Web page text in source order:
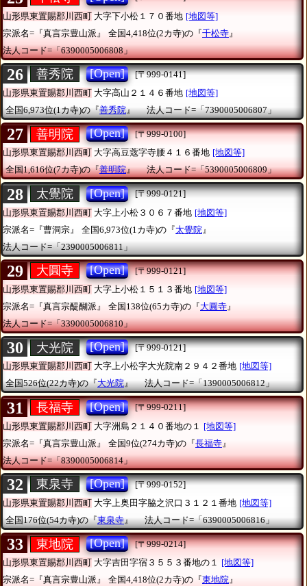
山形県東置賜郡川西町 大字下小松１７０番地 [地図等]
宗派名=『真言宗豊山派』
全国4,418位(2カ寺)の『千松寺 』
法人コード=「6390005006808」
26 善秀院 [Open]
[〒999-0141]
山形県東置賜郡川西町 大字高山２１４６番地 [地図等]
全国6,973位(1カ寺)の『善秀院』 法人コード=「7390005006807」
27 善明院 [Open]
[〒999-0100]
山形県東置賜郡川西町 大字高豆蔲字寺腰４１６番地 [地図等]
全国1,616位(7カ寺)の『善明院』 法人コード=「5390005006809」
28 太覺院 [Open]
[〒999-0121]
山形県東置賜郡川西町 大字上小松３０６７番地 [地図等]
宗派名=『曹洞宗』
全国6,973位(1カ寺)の『太覺院 』
法人コード=「2390005006811」
29 大圓寺 [Open]
[〒999-0121]
山形県東置賜郡川西町 大字上小松１５１３番地 [地図等]
宗派名=『真言宗醍醐派』
全国138位(65カ寺)の『大圓寺 』
法人コード=「3390005006810」
30 大光院 [Open]
[〒999-0121]
山形県東置賜郡川西町 大字上小松字大光院南２９４２番地 [地図等]
全国526位(22カ寺)の『大光院』 法人コード=「1390005006812」
31 長福寺 [Open]
[〒999-0211]
山形県東置賜郡川西町 大字洲島２１４０番地の１
[地図等]
宗派名=『真言宗豊山派』
全国9位(274カ寺)の『長福寺 』
法人コード=「8390005006814」
32 東泉寺 [Open]
[〒999-0152]
山形県東置賜郡川西町 大字上奥田字脇之沢口３１２１番地 [地図等]
全国176位(54カ寺)の『東泉寺』 法人コード=「6390005006816」
33 東地院 [Open]
[〒999-0214]
山形県東置賜郡川西町 大字吉田字宿３５５３番地の１ [地図等]
宗派名=『真言宗豊山派』
全国4,418位(2カ寺)の『東地院』